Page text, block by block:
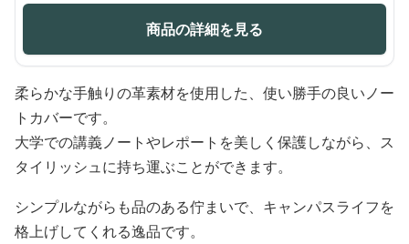
商品の詳細を見る
柔らかな手触りの革素材を使用した、使い勝手の良いノー
トカバーです。
大学での講義ノートやレポートを美しく保護しながら、ス
タイリッシュに持ち運ぶことができます。
シンプルながらも品のある佇まいで、キャンパスライフを
格上げしてくれる逸品です。